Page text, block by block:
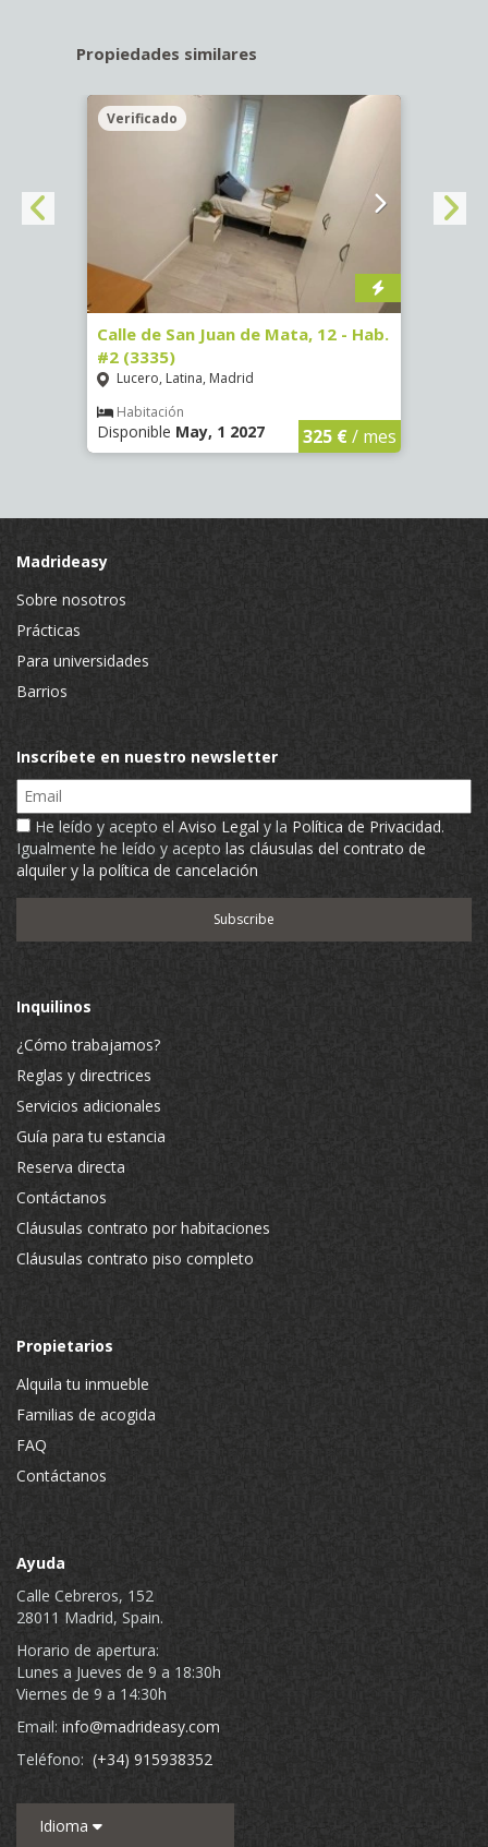
Propiedades similares
Verificado
Calle de San Juan de Mata, 12 - Hab.
#2 (3335)
Lucero, Latina, Madrid
Habitación
Disponible May, 1 2027 325 €/ mes
Madrideasy
Sobre nosotros
Prácticas
Para universidades
Barrios
Inscríbete en nuestro newsletter
Email
He leído y acepto el Aviso Legal y la Política de Privacidad.
Igualmente he leído y acepto las cláusulas del contrato de
alquiler y la política de cancelación
Inquilinos
¿Cómo trabajamos?
Reglas y directrices
Servicios adicionales
Guía para tu estancia
Reserva directa
Contáctanos
Cláusulas contrato por habitaciones
Cláusulas contrato piso completo
Propietarios
Alquila tu inmueble
Familias de acogida
FAQ
Contáctanos
Ayuda
Calle Cebreros, 152
28011 Madrid, Spain.
Horario de apertura:
Lunes a Jueves de 9 a 18:30h
Viernes de 9 a 14:30h
Email: info@madrideasy.com
Teléfono: (+34) 915938352
Idioma